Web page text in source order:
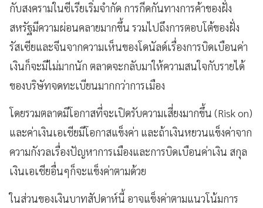
กับสงครามในซีเรียเริ่มจำกัด การกีดกันทางการค้าของฝั่ง
สหรัฐมีความผ่อนคลายมากขึ้น รวมไปถึงการตอบโต้ของฝั่ง
รัสเซียและจีนจากความเห็นของโดนัลด์เรื่องการบิดเบือนค่า
เงินก็จะมีไม่มากนัก ตลาดจะกลับมาให้ความสนใจกับรายได้
ของบริษัทจดทะเบียนมากกว่าการเมือง
โดยรวมตลาดมีโอกาสที่จะเปิดรับความเสี่ยงมากขึ้น (Risk on)
และค่าเงินเอเชียมีโอกาสแข็งค่า และถ้าเงินหยวนแข็งค่าจาก
ความกังวลเรื่องปัญหาการเมืองและการบิดเบือนค่าเงิน สกุล
เงินเอเชียอื่นๆก็จะแข็งค่าตามด้วย
ในส่วนของเงินบาทสัปดาห์นี้ อาจแข็งค่าตามแนวโน้มการ